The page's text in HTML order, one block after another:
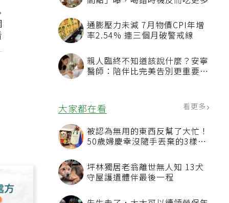
間點」曝，喝錯時機反而吃更多
通膨壓力未減 7月物價CPI年增
率2.54% 連三個月破警戒線
親人臨終不知道該說什麼？安寧
醫師：陪伴比完美告別更重要，
大家都在看 看更多
被認為無用的東西反幫了大忙！
50歲婦慶幸沒隨手丟棄的3樣物
坪林獨居老翁離世無人知 13犬
守屋護遺體伴最後一程